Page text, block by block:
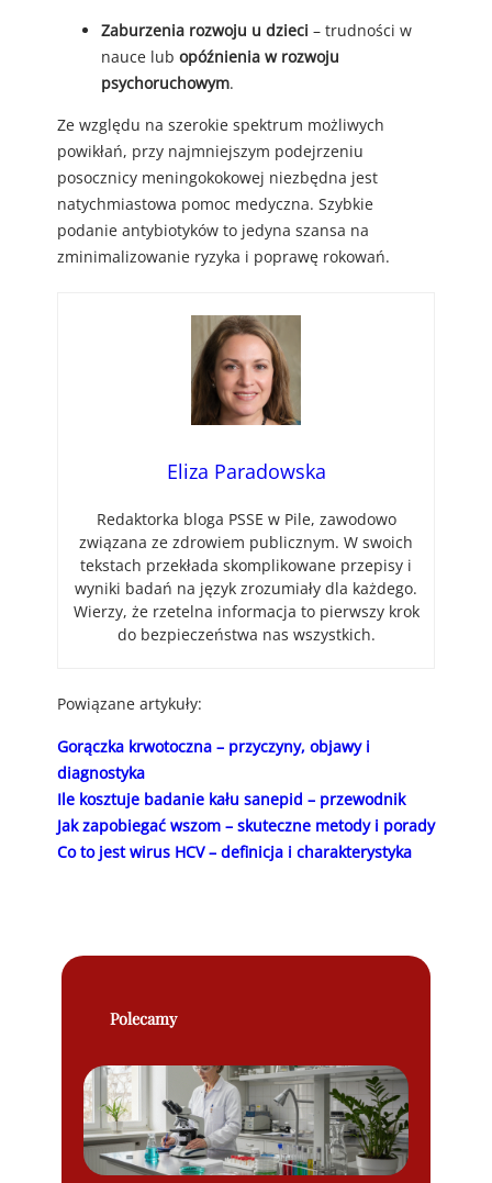
Zaburzenia rozwoju u dzieci – trudności w
nauce lub opóźnienia w rozwoju
psychoruchowym.
Ze względu na szerokie spektrum możliwych
powikłań, przy najmniejszym podejrzeniu
posocznicy meningokokowej niezbędna jest
natychmiastowa pomoc medyczna. Szybkie
podanie antybiotyków to jedyna szansa na
zminimalizowanie ryzyka i poprawę rokowań.
Eliza Paradowska
Redaktorka bloga PSSE w Pile, zawodowo
związana ze zdrowiem publicznym. W swoich
tekstach przekłada skomplikowane przepisy i
wyniki badań na język zrozumiały dla każdego.
Wierzy, że rzetelna informacja to pierwszy krok
do bezpieczeństwa nas wszystkich.
Powiązane artykuły:
Gorączka krwotoczna – przyczyny, objawy i
diagnostyka
Ile kosztuje badanie kału sanepid – przewodnik
Jak zapobiegać wszom – skuteczne metody i porady
Co to jest wirus HCV – definicja i charakterystyka
Polecamy